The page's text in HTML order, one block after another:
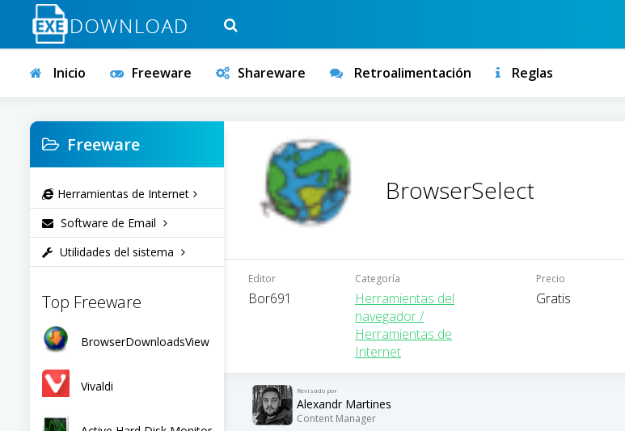
Inicio Freeware Shareware Retroalimentación Reglas
Freeware
Herramientas de Internet
Software de Email
Utilidades del sistema
Top Freeware
BrowserDownloadsView
Vivaldi
BrowserSelect
Editor
Bor691
Categoría
Herramientas del
navegador /
Herramientas de
Internet
Precio
Gratis
Revisado por
Alexandr Martines
Content Manager